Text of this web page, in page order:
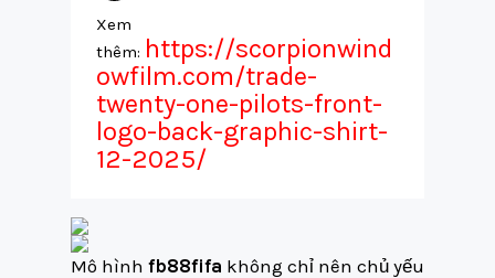
Xem
thêm: https://scorpionwind
owfilm.com/trade-
twenty-one-pilots-front-
logo-back-graphic-shirt-
12-2025/
Mô hình fb88fifa không chỉ nên chủ yếu